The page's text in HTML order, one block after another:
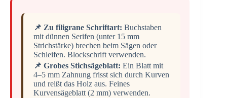
📌 Zu filigrane Schriftart: Buchstaben
mit dünnen Serifen (unter 15 mm
Strichstärke) brechen beim Sägen oder
Schleifen. Blockschrift verwenden.
📌 Grobes Stichsägeblatt: Ein Blatt mit
4–5 mm Zahnung frisst sich durch Kurven
und reißt das Holz aus. Feines
Kurvensägeblatt (2 mm) verwenden.